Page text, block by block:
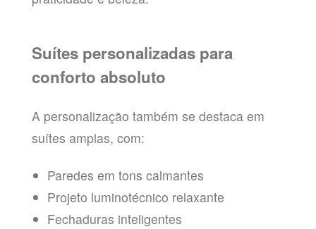
Suítes personalizadas para
conforto absoluto
A personalização também se destaca em
suítes amplas, com:
Paredes em tons calmantes
Projeto luminotécnico relaxante
Fechaduras inteligentes